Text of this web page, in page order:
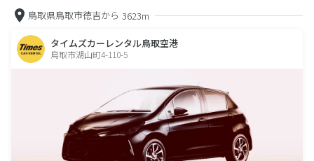
鳥取県鳥取市徳吉から 3623m
タイムズカーレンタル鳥取空港
鳥取市湖山町4-110-5